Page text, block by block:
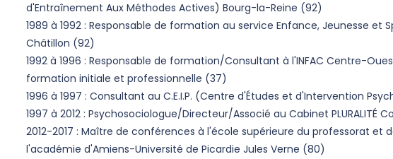
d'Entraînement Aux Méthodes Actives) Bourg-la-Reine (92)
1989 à 1992 : Responsable de formation au service Enfance, Jeunesse et
Châtillon (92)
1992 à 1996 : Responsable de formation/Consultant à l'INFAC Centre-
formation initiale et professionnelle (37)
1996 à 1997 : Consultant au C.E.I.P. (Centre d'Études et d'Intervention
1997 à 2012 : Psychosociologue/Directeur/Associé au Cabinet PLURALITÉ
2012-2017 : Maître de conférences à l'école supérieure du professorat et
l'académie d'Amiens-Université de Picardie Jules Verne (80)